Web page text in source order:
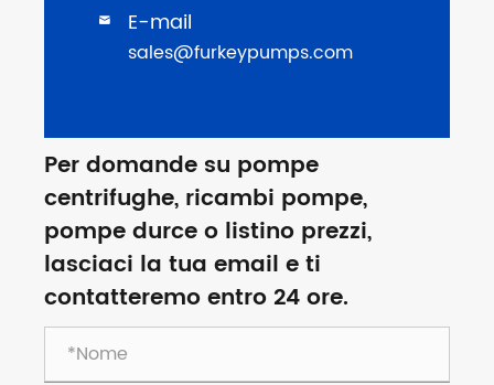
 E-mail
sales@furkeypumps.com
Per domande su pompe
centrifughe, ricambi pompe,
pompe durce o listino prezzi,
lasciaci la tua email e ti
contatteremo entro 24 ore.